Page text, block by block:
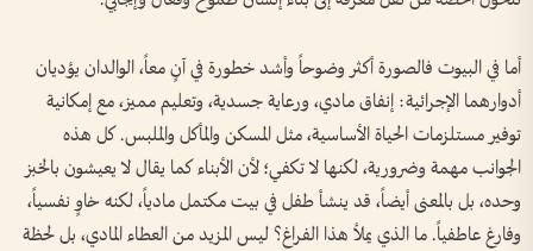
أما في البيوت فالصورة أكثر وضوحاً وأشد خطورة في آنٍ معاً، الوالدان يؤديان
أدوارهما الإجرائية: إنفاق مادي، ورعاية جسدية، وتعليم مميز، مع إمكانية
توفير مستلزمات الحياة الأساسية، مثل المسكن والمأكل والملبس. كل هذه
الجوانب مهمة وضرورية، لكنها لا تكفي؛ لأن الأبناء كما يقال لا يعيشون بالخبز
وحده، بل بالمعنى أيضاً، قد ينشأ طفل في بيت مكتمل مادياً، لكنه خاوٍ نفسياً،
وفارغ عاطفياً. ما الذي يملأ هذا الفراغ؟ ليس المزيد من العطاء المادي، بل لحظة